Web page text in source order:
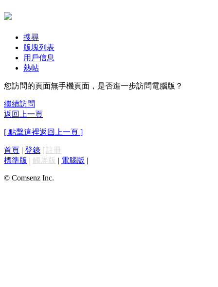
搜尋
版塊列表
用戶信息
熱帖
您訪問的頁面無手機頁面，是否進一步訪問電腦版？
繼續訪問
返回上一頁
[ 點擊這裡返回上一頁 ]
首頁 | 登錄 | 註冊
標準版 | 觸屏版 | 電腦版 |
© Comsenz Inc.